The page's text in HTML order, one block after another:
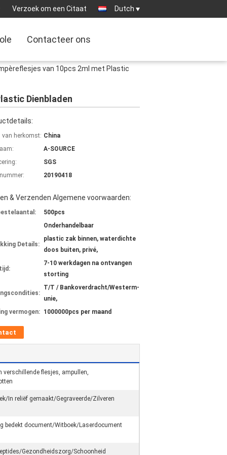
Verzoek om een Citaat Dutch
Contacteer ons
van 10pcs 2ml met Plastic
Dienbladen
van herkomst: China
A-SOURCE
SGS
20190418
& Verzenden Algemene voorwaarden:
500pcs
Onderhandelbaar
Details:
plastic zak binnen, waterdichte
doos buiten, privé,
7-10 werkdagen na ontvangen
storting
T/T / Bankoverdracht/Westerm-
unie,
vermogen: 1000000pcs per maand
verschillende flesjes, ampullen,
In reliëf gemaakt/Gegraveerde/Zilveren
bedekt document/Witboek/Laserdocument
Gezondheidszorg/Schoonheid